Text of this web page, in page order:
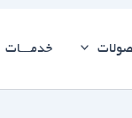
خدمـــات